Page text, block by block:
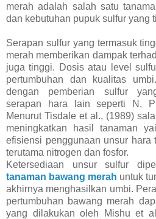
merah adalah salah satu
dan kebutuhan pupuk sulfur yang
Serapan sulfur yang termasuk
merah memberikan dampak
juga tinggi. Dosis atau level
pertumbuhan dan kualitas
dengan pemberian sulfur
serapan hara lain seperti N,
Menurut Tisdale et al., (1989)
meningkatkan hasil tanaman
efisiensi penggunaan unsur hara
terutama nitrogen dan fosfor.
Ketersediaan unsur sulfur
tanaman bawang merah untuk
akhirnya menghasilkan umbi.
pertumbuhan bawang merah
yang dilakukan oleh Mishu et